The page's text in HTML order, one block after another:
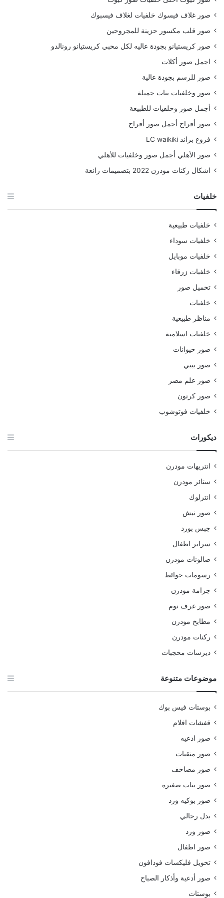
صور غلاف فيسوك خلفيات لغلاف فيسبوك
صور قلب مكسور حزينة للمجروحين
صور كريستيانو بجودة عاليه لكل محبي كريستيانو رونالدو
اجمل صور أكلات
صور للرسم بجودة عالية
صور وخلفيات بنات جميلة
أجمل صور وخلفيات للطبيعة
صور أفراح أجمل صور أفراح
فروع براند LC waikiki
صور الأهلي أجمل صور وخلفيات للأهلي
اشكال ركنات مودرن 2022 بتصميمات رائعة
خلفيات
خلفيات طبيعية
خلفيات سوداء
خلفيات موبايل
خلفيات زرقاء
تحميل صور
خلفيات
مناظر طبيعية
خلفيات اسلامية
صور حيوانات
صور بيبي
صور علم مصر
صور كرتون
خلفيات فوتوشوب
ديكورات
انتريهات مودرن
ستائر مودرن
انترلوك
صور نيش
جبس بورد
سراير اطفال
صالونات مودرن
رسومات حوائط
جزامة مودرن
صور غرف نوم
مطابخ مودرن
ركنات مودرن
ديرسات محجبات
موضوعات متنوعة
بوستات فيس بوك
قفشات افلام
صور ادعيه
صور منقبات
صور مصاحف
صور بنات صغيره
صور بوكيه ورد
بدل رجالي
صور ورد
صور اطفال
تحويل فليكسات فودافون
صور أدعية وأذكار الصباح
بوستات